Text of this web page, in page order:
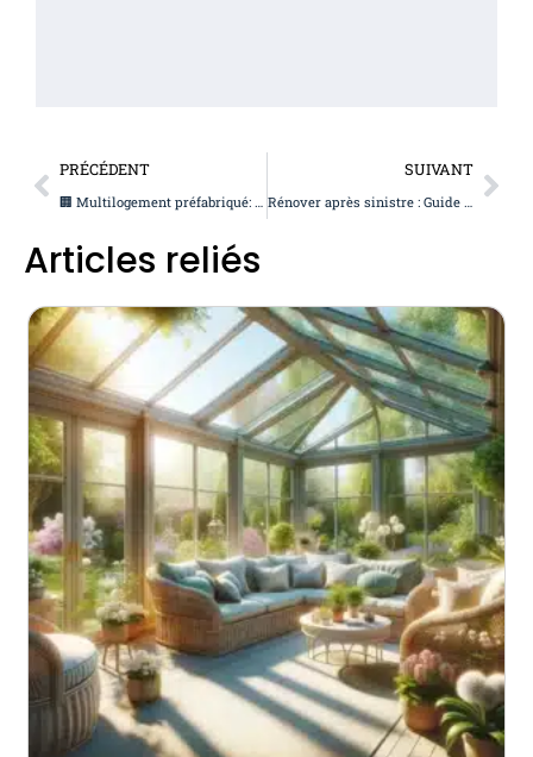
PRÉCÉDENT
🏢 Multilogement préfabriqué: Rapide, durable et rentable
SUIVANT
Rénover après sinistre : Guide simple pour maisons usinées
Articles reliés